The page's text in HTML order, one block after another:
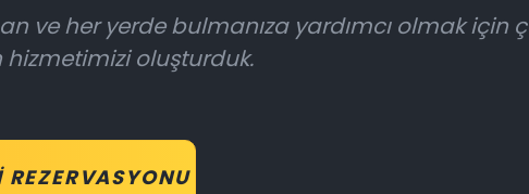
ve her yerde bulmanıza yardımcı olmak için
hizmetimizi oluşturduk.
REZERVASYONU